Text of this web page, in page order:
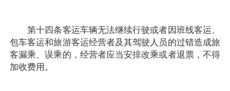
第十四条客运车辆无法继续行驶或者因班线客运、
包车客运和旅游客运经营者及其驾驶人员的过错造成旅
客漏乘、误乘的，经营者应当安排改乘或者退票，不得
加收费用。